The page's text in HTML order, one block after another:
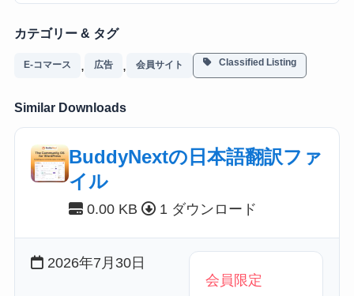
カテゴリー & タグ
E-コマース , 広告 , 会員サイト Classified Listing
Similar Downloads
BuddyNextの日本語翻訳ファ
イル
0.00 KB 1 ダウンロード
2026年7月30日
会員限定